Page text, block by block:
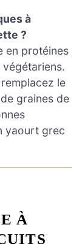
à
?
en protéines
le
graines de
yaourt grec
À